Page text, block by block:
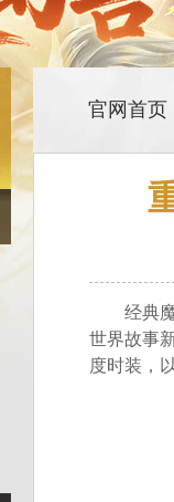
官网首页
经典魔
世界故事
度时装，